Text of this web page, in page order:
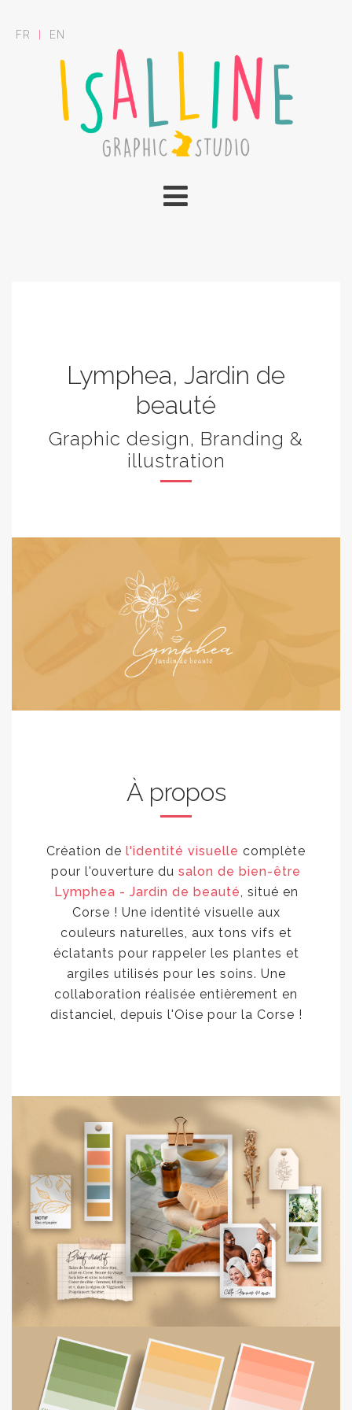
FR EN
Lymphea, Jardin de
beauté
Graphic design, Branding &
illustration
À propos
Création de l'identité visuelle complète
pour l'ouverture du salon de bien-être
Lymphea - Jardin de beauté, situé en
Corse ! Une identité visuelle aux
couleurs naturelles, aux tons vifs et
éclatants pour rappeler les plantes et
argiles utilisés pour les soins. Une
collaboration réalisée entièrement en
distanciel, depuis l'Oise pour la Corse !